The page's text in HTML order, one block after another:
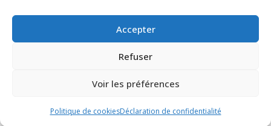
Accepter
Refuser
Voir les préférences
Politique de cookiesDéclaration de confidentialité
Politique de protection des données personnelles
Conditions générales de vente-Recrutement